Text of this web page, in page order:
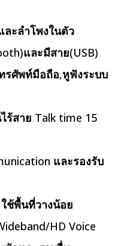
ะลำโพงในตัว
และมีสาย(USB)
รศัพท์มือถือ,หูฟังระบบ
ร้สาย Talk time 15
และรองรับ
ช้พื้นที่วางน้อย
HD Voice